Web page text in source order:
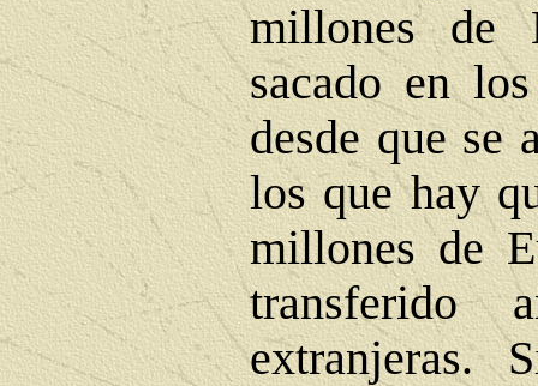
millones de
sacado en
desde que se
los que hay
millones de
transferido
extranjeras.